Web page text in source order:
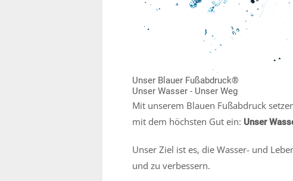
Unser Blauer Fußabdruck®
Unser Wasser - Unser Weg
Mit unserem Blauen Fußabdruck
mit dem höchsten Gut ein: Unser
Unser Ziel ist es, die Wasser- und
und zu verbessern.